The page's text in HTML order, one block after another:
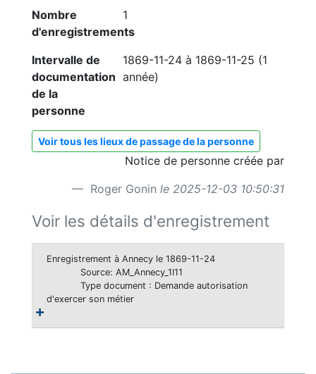
Nombre
d'enregistrements
1
Intervalle de
documentation
de la
personne
1869-11-24 à 1869-11-25 (1
année)
Voir tous les lieux de passage de la personne
Notice de personne créée par
Roger Gonin le 2025-12-03 10:50:31
Voir les détails d'enregistrement
Enregistrement à Annecy le 1869-11-24
Source: AM_Annecy_1I11
Type document : Demande autorisation
d'exercer son métier